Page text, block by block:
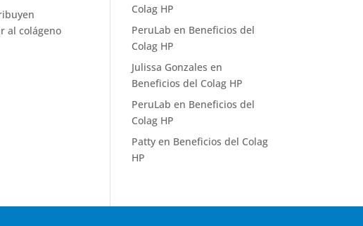
al colágeno
Colag HP
PeruLab en Beneficios del
Colag HP
Julissa Gonzales en
Beneficios del Colag HP
PeruLab en Beneficios del
Colag HP
Patty en Beneficios del Colag
HP